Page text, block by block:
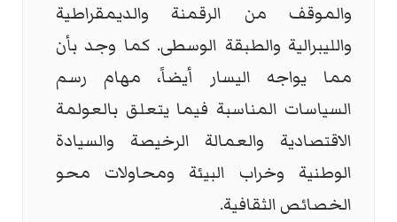
والموقف من الرقمنة والديمقراطية
والليبرالية والطبقة الوسطى. كما وجد بأن
مما يواجه اليسار أيضاً، مهام رسم
السياسات المناسبة فيما يتعلق بالعولمة
الاقتصادية والعمالة الرخيصة والسيادة
الوطنية وخراب البيئة ومحاولات محو
الخصائص الثقافية.